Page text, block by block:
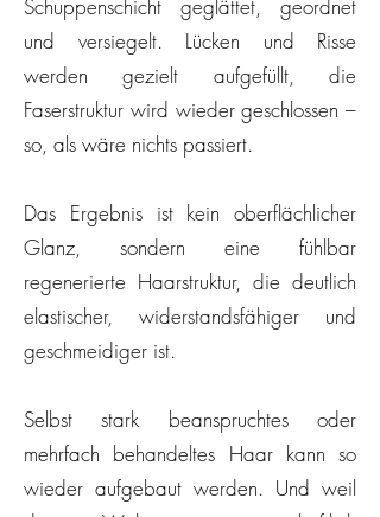
Schuppenschicht geglättet, geordnet
und versiegelt. Lücken und Risse
werden gezielt aufgefüllt, die
Faserstruktur wird wieder geschlossen –
so, als wäre nichts passiert.
Das Ergebnis ist kein oberflächlicher
Glanz, sondern eine fühlbar
regenerierte Haarstruktur, die deutlich
elastischer, widerstandsfähiger und
geschmeidiger ist.
Selbst stark beanspruchtes oder
mehrfach behandeltes Haar kann so
wieder aufgebaut werden. Und weil